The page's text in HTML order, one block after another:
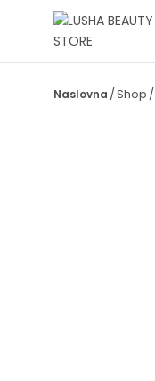
/Shop /